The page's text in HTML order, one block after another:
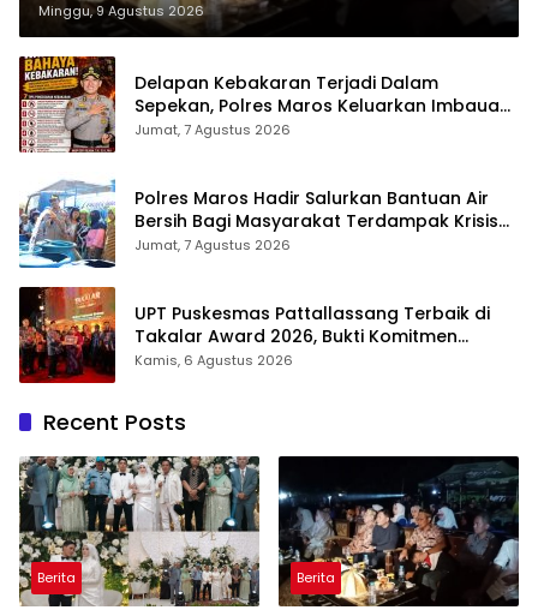
Takalar: Apresiasi Bahwa Sejarah Adalah Warisan
yang Tak Ternilai”.
Minggu, 9 Agustus 2026
Delapan Kebakaran Terjadi Dalam
Sepekan, Polres Maros Keluarkan Imbauan
kepada Masyarakat
Jumat, 7 Agustus 2026
Polres Maros Hadir Salurkan Bantuan Air
Bersih Bagi Masyarakat Terdampak Krisis
Air Bersih Di Maros
Jumat, 7 Agustus 2026
UPT Puskesmas Pattallassang Terbaik di
Takalar Award 2026, Bukti Komitmen
Hadirkan Pelayanan Kesehatan Berkualitas
Kamis, 6 Agustus 2026
Recent Posts
Berita Berita